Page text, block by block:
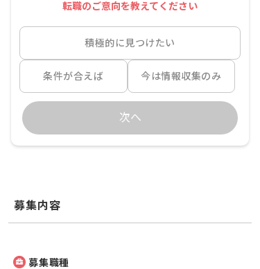
転職のご意向を教えてください
積極的に見つけたい
条件が合えば 今は情報収集のみ
次へ
募集内容
募集職種